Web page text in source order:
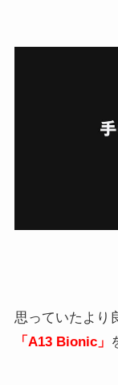
思っていたより
「A13 Bionic」